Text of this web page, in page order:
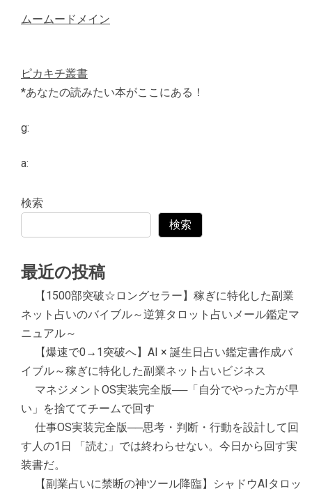
ムームードメイン
ピカキチ叢書
*あなたの読みたい本がここにある！
g:
a:
検索
検索
最近の投稿
【1500部突破☆ロングセラー】稼ぎに特化した副業
ネット占いのバイブル～逆算タロット占いメール鑑定マ
ニュアル～
【爆速で0→1突破へ】AI × 誕生日占い鑑定書作成バ
イブル～稼ぎに特化した副業ネット占いビジネス
マネジメントOS実装完全版──「自分でやった方が早
い」を捨ててチームで回す
仕事OS実装完全版──思考・判断・行動を設計して回
す人の1日 「読む」では終わらせない。今日から回す実
装書だ。
【副業占いに禁断の神ツール降臨】シャドウAIタロッ